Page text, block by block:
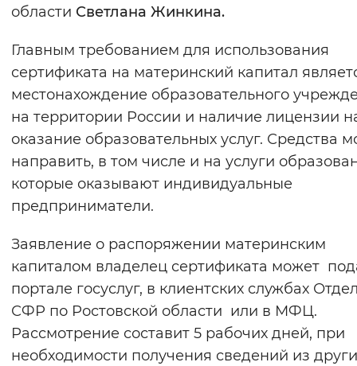
области Светлана Жинкина.
Главным требованием для использования
сертификата на материнский капитал
местонахождение образовательного
на территории России и наличие лицензии
оказание образовательных услуг. Средства
направить, в том числе и на услуги
которые оказывают индивидуальные
предприниматели.
Заявление о распоряжении материнским
капиталом владелец сертификата может
портале госуслуг, в клиентских службах
СФР по Ростовской области или в МФЦ.
Рассмотрение составит 5 рабочих дней, при
необходимости получения сведений из